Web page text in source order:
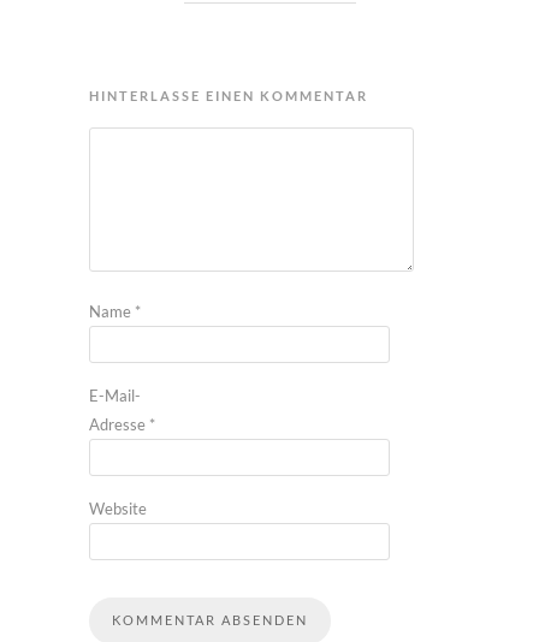
HINTERLASSE EINEN KOMMENTAR
Name *
E-Mail-
Adresse *
Website